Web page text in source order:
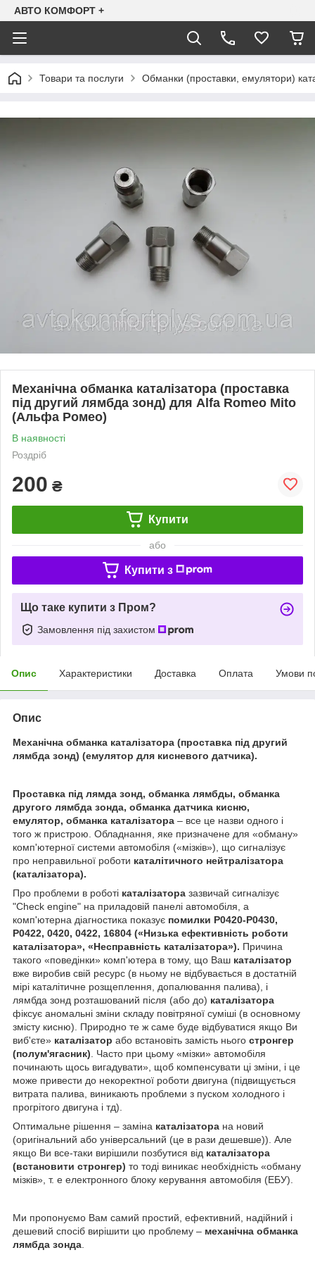
АВТО КОМФОРТ +
Товари та послуги Обманки (проставки, емулятори)
Механічна обманка каталізатора (проставка
під другий лямбда зонд) для Alfa Romeo Mito
(Альфа Ромео)
В наявності
Роздріб
200 ₴
Купити
або
Купити з
Що таке купити з Пром?
Замовлення під захистом
Опис Характеристики Доставка Оплата Умови
Опис
Механічна обманка каталізатора (проставка під другий
лямбда зонд) (емулятор для кисневого датчика).
Проставка під лямда зонд, обманка лямбды, обманка
другого лямбда зонда, обманка датчика кисню,
емулятор, обманка каталізатора – все це назви одного і
того ж пристрою. Обладнання, яке призначене для «обману»
комп'ютерної системи автомобіля («мізків»), що сигналізує
про неправильної роботи каталітичного нейтралізатора
(каталізатора).
Про проблеми в роботі каталізатора зазвичай сигналізує
"Check engine" на приладовій панелі автомобіля, а
комп'ютерна діагностика показує помилки P0420-P0430,
P0422, 0420, 0422, 16804 («Низька ефективність роботи
каталізатора», «Несправність каталізатора»). Причина
такого «поведінки» комп'ютера в тому, що Ваш каталізатор
вже виробив свій ресурс (в ньому не відбувається в достатній
мірі каталітичне розщеплення, допалювання палива), і
лямбда зонд розташований після (або до) каталізатора
фіксує аномальні зміни складу повітряної суміші (в основному
змісту кисню). Природно те ж саме буде відбуватися якщо Ви
виб'єте» каталізатор або встановіть замість нього стронгер
(полум'ягасник) . Часто при цьому «мізки» автомобіля
починають щось вигадувати», щоб компенсувати ці зміни, і це
може привести до некоректної роботи двигуна (підвищується
витрата палива, виникають проблеми з пуском холодного і
прогрітого двигуна і тд).
Оптимальне рішення – заміна каталізатора на новий
(оригінальний або універсальний (це в рази дешевше)). Але
якщо Ви все-таки вирішили позбутися від каталізатора
(встановити стронгер) то тоді виникає необхідність «обману
мізків», т. е електронного блоку керування автомобіля (ЕБУ).
Ми пропонуємо Вам самий простий, ефективний, надійний і
дешевий спосіб вирішити цю проблему – механічна обманка
лямбда зонда